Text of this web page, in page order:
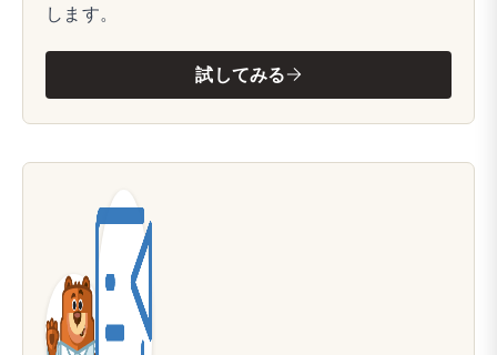
します。
試してみる